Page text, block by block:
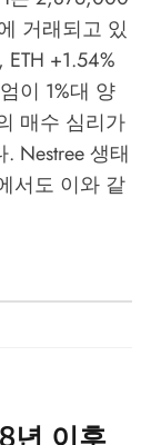
거래되고 있
+1.54%
이 1%대 양
매수 심리가
. Nestree 생태
서도 이와 같
년 이후